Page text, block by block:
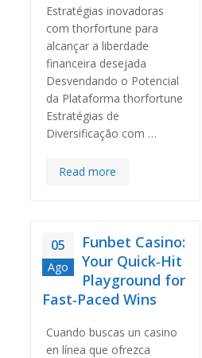
Estratégias inovadoras
com thorfortune para
alcançar a liberdade
financeira desejada
Desvendando o Potencial
da Plataforma thorfortune
Estratégias de
Diversificação com …
Read more
05
Ago
Funbet Casino:
Your Quick‑Hit
Playground for
Fast‑Paced Wins
Cuando buscas un casino
en línea que ofrezca